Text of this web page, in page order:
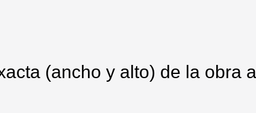
(ancho y alto) de la obra